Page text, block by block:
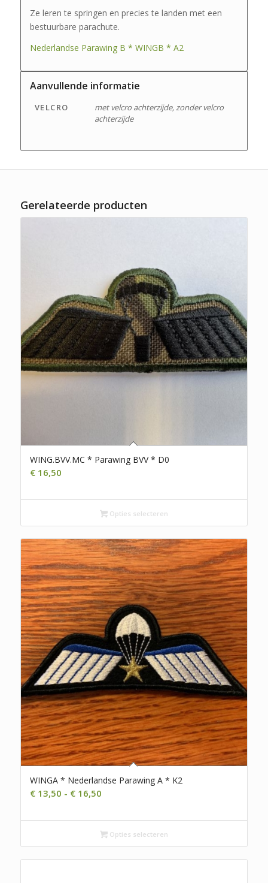
Ze leren te springen en precies te landen met een
bestuurbare parachute.
Nederlandse Parawing B * WINGB * A2
Aanvullende informatie
VELCRO
met velcro achterzijde, zonder velcro
achterzijde
Gerelateerde producten
WING.BVV.MC * Parawing BVV * D0
€16,50
Opties selecteren
WINGA * Nederlandse Parawing A * K2
€13,50 - €16,50Prijsklasse:
tot
€ 16,50
Opties selecteren